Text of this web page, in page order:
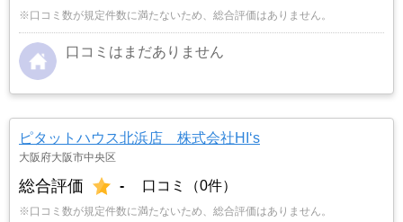
※口コミ数が規定件数に満たないため、総合評価はありません。
口コミはまだありません
ピタットハウス北浜店 株式会社HI‘s
大阪府大阪市中央区
総合評価 - 口コミ（0件）
※口コミ数が規定件数に満たないため、総合評価はありません。